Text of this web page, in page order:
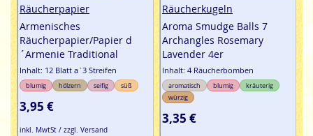
Räucherpapier
Armenisches
Räucherpapier/Papier d
´Armenie Traditional
Inhalt: 12 Blatt a`3 Streifen
blumig hölzern seifig süß
3,95 €
inkl. MwtSt / zzgl. Versand
Räucherkugeln
Aroma Smudge Balls 7
Archangles Rosemary
Lavender 4er
Inhalt: 4 Räucherbomben
aromatisch blumig
kräuterig
würzig
3,35 €